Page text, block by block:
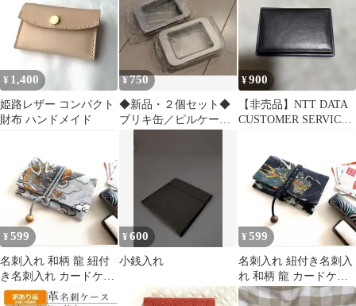
¥ 1,400
姫路レザー コンパクト
財布 ハンドメイド
¥750
◆新品・２個セット◆
ブリキ缶／ピルケース
¥900
【非売品】NTT DATA
CUSTOMER SERVICE
¥599
名刺入れ 和柄 龍 紐付
き名刺入れ カードケー
ス 印鑑ケース マルチケ
¥600
小銭入れ
¥ 599
名刺入れ 紐付き名刺入
れ 和柄 龍 カードケー
ス 印鑑ケース マルチケ